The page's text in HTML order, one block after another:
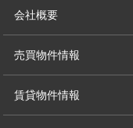
会社概要
売買物件情報
賃貸物件情報